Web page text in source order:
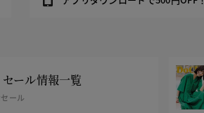
ール情報一覧
ール